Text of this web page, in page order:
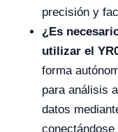
precisión y
¿Es
utilizar el
forma
para análisis
datos
conectándose